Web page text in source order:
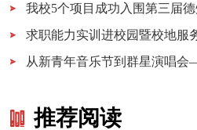
推荐阅读